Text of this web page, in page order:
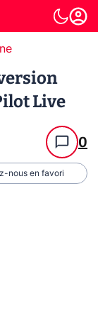
Live
0
nous en favori